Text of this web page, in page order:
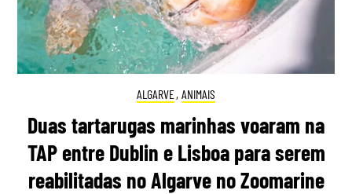
ALGARVE, ANIMAIS
Duas tartarugas marinhas voaram na
TAP entre Dublin e Lisboa para serem
reabilitadas no Algarve no Zoomarine